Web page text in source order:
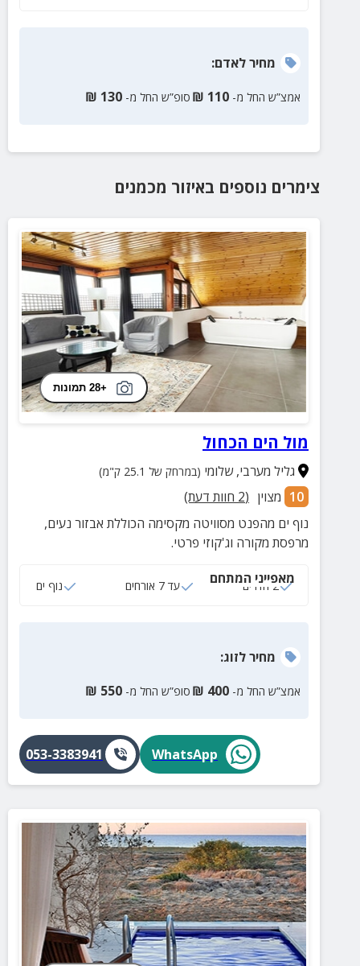
מחירלאדם:
אמצ”ש החל מ- 110
₪ סופ”ש החל מ- 130
₪
צימרים נוספים באיזור מכמנים
+28 תמונות
מול הים הכחול
גליל מערבי,שלומי (במרחק של 25.1 ק"מ)
10 מצוין (
2 חוות דעת)
נוף ים מהפנט מסוויטה מקסימה הכוללת אבזור נעים,
מרפסת מקורה וג'קוזי פרטי.
מאפייני המתחם
2 חדרים עד 7 אורחים נוף ים
מחירלזוג:
אמצ”ש החל מ- 400
₪ סופ”ש החל מ- 550
₪
WhatsApp
053-3383941